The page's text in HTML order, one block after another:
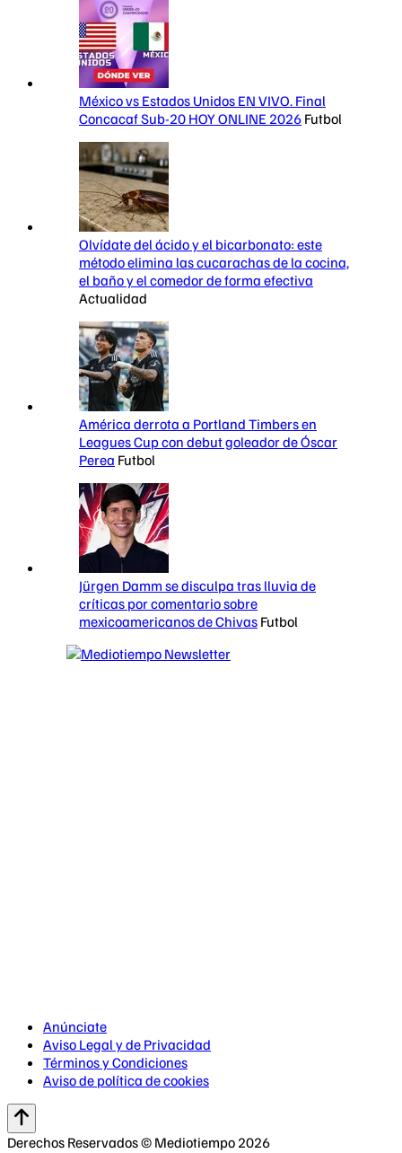
México vs Estados Unidos EN VIVO. Final
Concacaf Sub-20 HOY ONLINE 2026 Futbol
Olvídate del ácido y el bicarbonato: este
método elimina las cucarachas de la cocina,
el baño y el comedor de forma efectiva
Actualidad
América derrota a Portland Timbers en
Leagues Cup con debut goleador de Óscar
Perea Futbol
Jürgen Damm se disculpa tras lluvia de
críticas por comentario sobre
mexicoamericanos de Chivas Futbol
Anúnciate
Aviso Legal y de Privacidad
Términos y Condiciones
Aviso de política de cookies
Derechos Reservados © Mediotiempo 2026